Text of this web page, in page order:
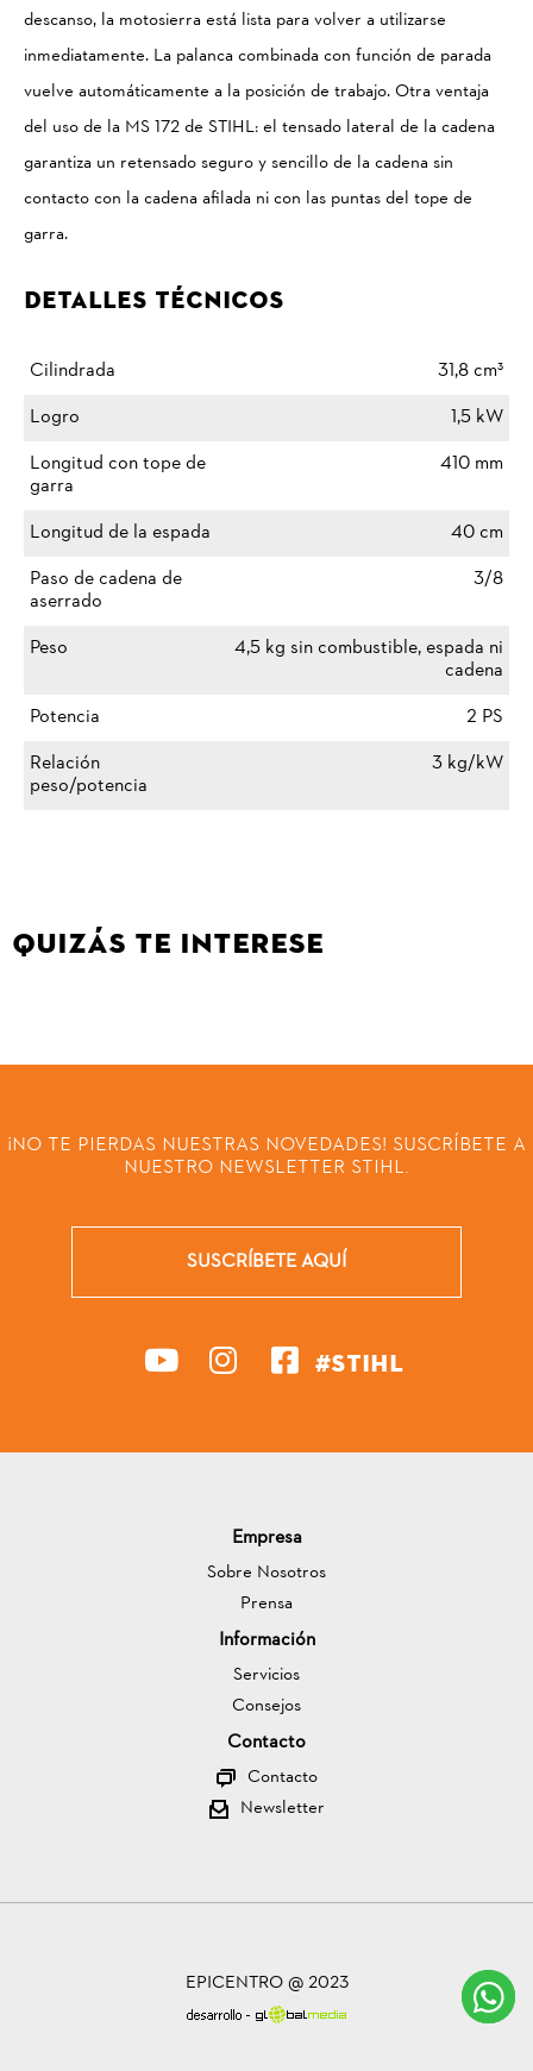
descanso, la motosierra está lista para volver a utilizarse
inmediatamente. La palanca combinada con función de parada
vuelve automáticamente a la posición de trabajo. Otra ventaja
del uso de la MS 172 de STIHL: el tensado lateral de la cadena
garantiza un retensado seguro y sencillo de la cadena sin
contacto con la cadena afilada ni con las puntas del tope de
garra.
Detalles Técnicos
Cilindrada
31,8 cm³
Logro
1,5 kW
Longitud con tope de
garra
410 mm
Longitud de la espada
40 cm
Paso de cadena de
aserrado
3/8
Peso
4,5 kg sin combustible, espada ni
cadena
Potencia
2 PS
Relación
peso/potencia
3 kg/kW
QUIZÁS TE INTERESE
¡NO TE PIERDAS NUESTRAS NOVEDADES! SUSCRÍBETE A
NUESTRO NEWSLETTER STIHL.
SUSCRÍBETE AQUÍ
#STIHL
Empresa
Sobre Nosotros
Prensa
Información
Servicios
Consejos
Contacto
Contacto
Newsletter
EPICENTRO @ 2023